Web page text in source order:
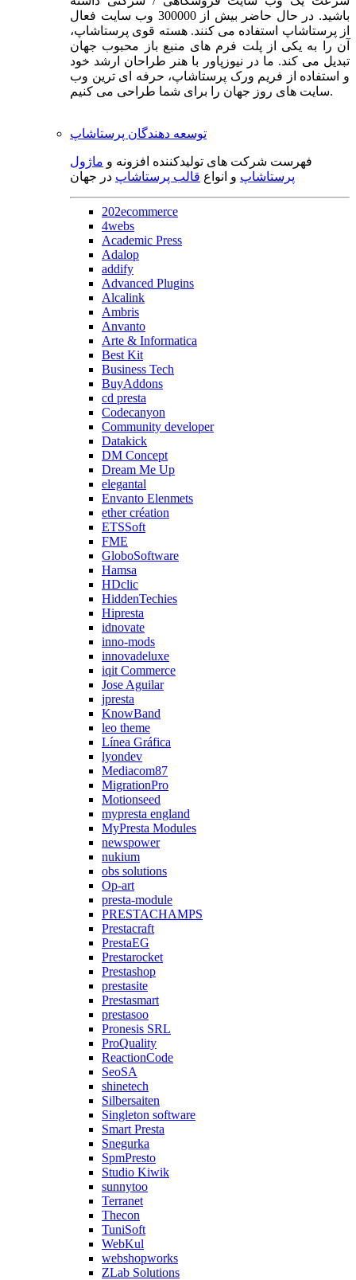
باشید. در حال حاضر بیش از 300000 وب سایت فعال
از پرستاشاپ استفاده می کنند. هسته قوی پرستاشاپ،
آن را به یکی از پلت فرم های منبع باز محبوب جهان
تبدیل می کند. ما در نیوزپاور با هنر طراحان ارشد خود
و استفاده از فریم ورک پرستاشاپ، حرفه ای ترین وب
سایت های روز جهان را برای شما طراحی می کنیم.
توسعه دهندگان پرستاشاپ
فهرست شرکت های تولیدکننده افزونه و ماژول
پرستاشاپ و انواع قالب پرستاشاپ در جهان
202ecommerce
4webs
Academic Press
Adalop
addify
Advanced Plugins
Alcalink
Ambris
Anvanto
Arte & Informatica
Best Kit
Business Tech
BuyAddons
cd presta
Codecanyon
Community developer
Datakick
DM Concept
Dream Me Up
elegantal
Envanto Elenmets
ether création
ETSSoft
FME
GloboSoftware
Hamsa
HDclic
HiddenTechies
Hipresta
idnovate
inno-mods
innovadeluxe
iqit Commerce
Jose Aguilar
jpresta
KnowBand
leo theme
Línea Gráfica
lyondev
Mediacom87
MigrationPro
Motionseed
mypresta england
MyPresta Modules
newspower
nukium
obs solutions
Op-art
presta-module
PRESTACHAMPS
Prestacraft
PrestaEG
Prestarocket
Prestashop
prestasite
Prestasmart
prestasoo
Pronesis SRL
ProQuality
ReactionCode
SeoSA
shinetech
Silbersaiten
Singleton software
Smart Presta
Snegurka
SpmPresto
Studio Kiwik
sunnytoo
Terranet
Thecon
TuniSoft
WebKul
webshopworks
ZLab Solutions